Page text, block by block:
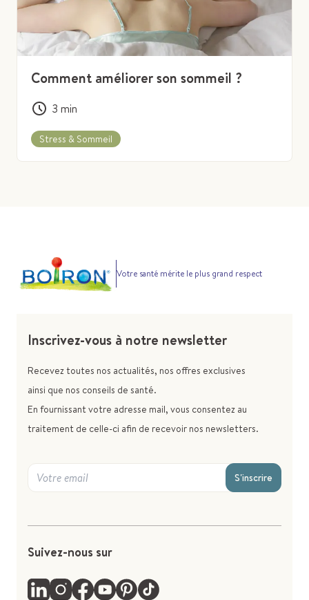
Comment améliorer son sommeil ?
3 min
Stress & Sommeil
Votre santé mérite le plus grand respect
Inscrivez-vous à notre newsletter
Recevez toutes nos actualités, nos offres exclusives
ainsi que nos conseils de santé.
En fournissant votre adresse mail, vous consentez au
traitement de celle-ci afin de recevoir nos newsletters.
S'inscrire
Suivez-nous sur